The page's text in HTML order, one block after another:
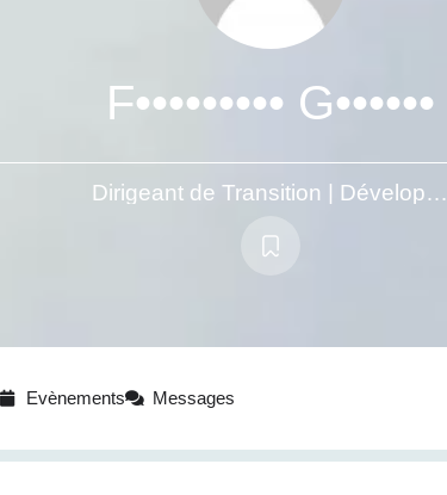
F••••••••• G••••••
Dirigeant de Transition | Développement Commercial & Partenariats Stratégiques | Biotech • Santé Animale • AgriTech
Evènements Messages